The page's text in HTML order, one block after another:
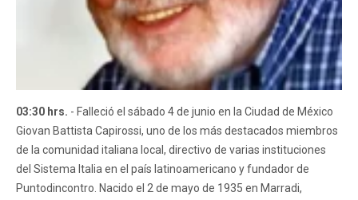
03:30 hrs. - Falleció el sábado 4 de junio en la Ciudad de México
Giovan Battista Capirossi, uno de los más destacados miembros
de la comunidad italiana local, directivo de varias instituciones
del Sistema Italia en el país latinoamericano y fundador de
Puntodincontro. Nacido el 2 de mayo de 1935 en Marradi,